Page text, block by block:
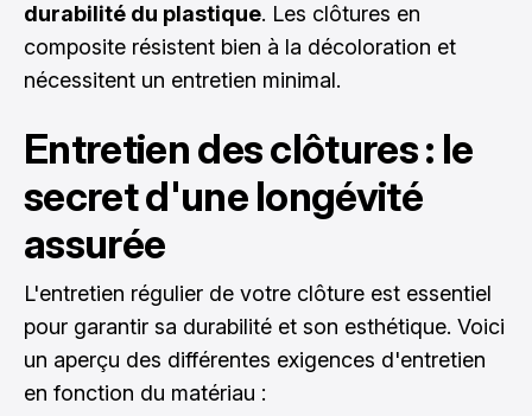
durabilité du plastique. Les clôtures en
composite résistent bien à la décoloration et
nécessitent un entretien minimal.
Entretien des clôtures : le
secret d'une longévité
assurée
L'entretien régulier de votre clôture est essentiel
pour garantir sa durabilité et son esthétique. Voici
un aperçu des différentes exigences d'entretien
en fonction du matériau :